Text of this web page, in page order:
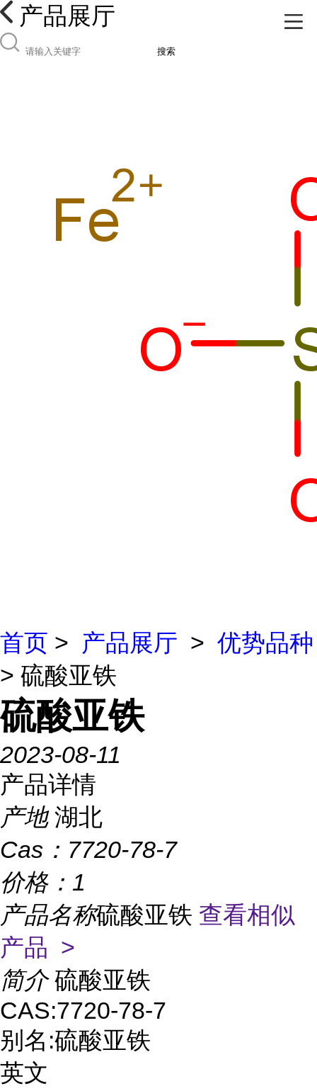
产品展厅
搜索
首页 > 产品展厅 > 优势品种
> 硫酸亚铁
硫酸亚铁
2023-08-11
产品详情
产地 湖北
Cas： 7720-78-7
价格： 1
产品名称硫酸亚铁 查看相似
产品 >
简介 硫酸亚铁
CAS:7720-78-7
别名:硫酸亚铁
英文